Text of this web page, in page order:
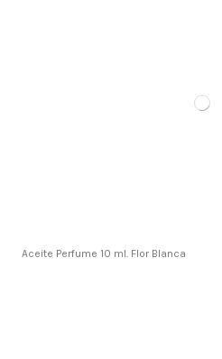
Aceite Perfume 10 ml. Flor Blanca